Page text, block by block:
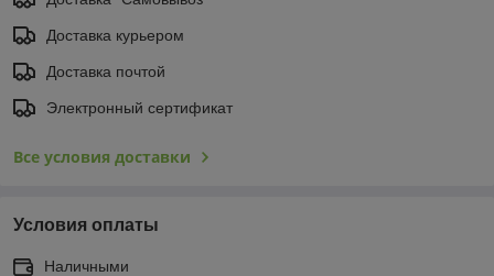
Доставка курьером
Доставка почтой
Электронный сертификат
Все условия доставки
Условия оплаты
Наличными